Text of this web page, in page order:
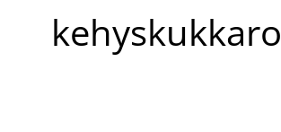
kehyskukkaro